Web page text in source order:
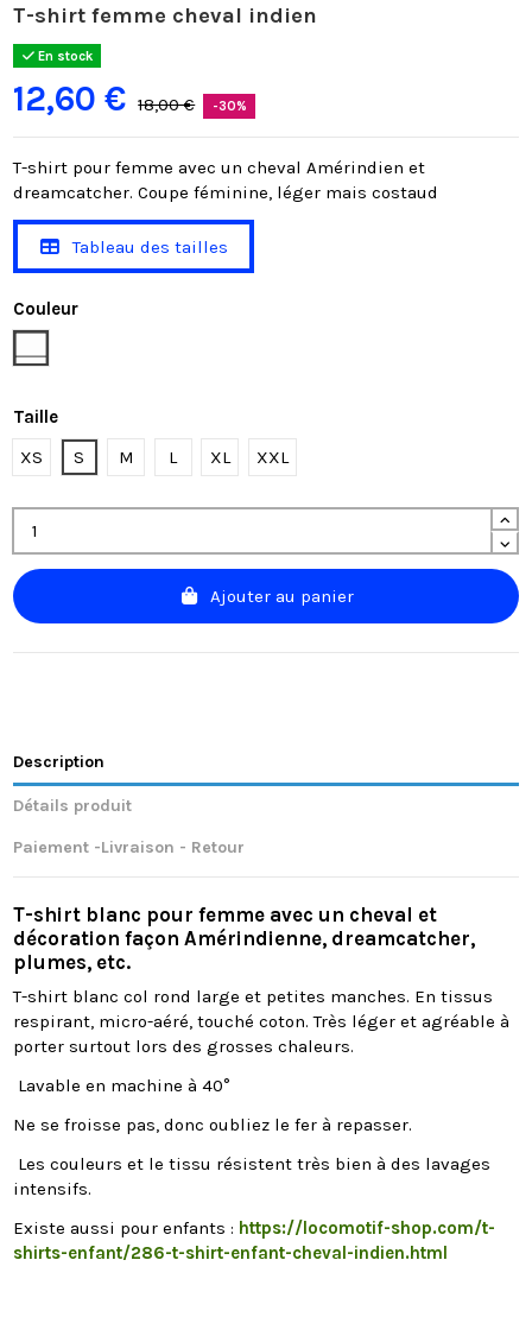
T-shirt femme cheval indien
En stock
12,60 € 18,00 € -30%
T-shirt pour femme avec un cheval Amérindien et
dreamcatcher. Coupe féminine, léger mais costaud
Tableau des tailles
Couleur
Taille
XS
S M L XL XXL
Ajouter au panier
Description
Détails produit
Paiement -Livraison - Retour
T-shirt blanc pour femme avec un cheval et
décoration façon Amérindienne, dreamcatcher,
plumes, etc.
T-shirt blanc col rond large et petites manches. En tissus
respirant, micro-aéré, touché coton. Très léger et agréable à
porter surtout lors des grosses chaleurs.
Lavable en machine à 40°
Ne se froisse pas, donc oubliez le fer à repasser.
Les couleurs et le tissu résistent très bien à des lavages
intensifs.
Existe aussi pour enfants : https://locomotif-shop.com/t-
shirts-enfant/286-t-shirt-enfant-cheval-indien.html